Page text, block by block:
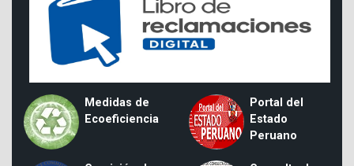
Medidas de
Ecoeficiencia
Portal del
Estado
Peruano